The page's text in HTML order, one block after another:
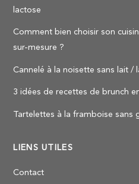
lactose
Comment bien choisir son
sur-mesure ?
Cannelé à la noisette sans lait /
3 idées de recettes de brunch
Tartelettes à la framboise sans
LIENS UTILES
Contact